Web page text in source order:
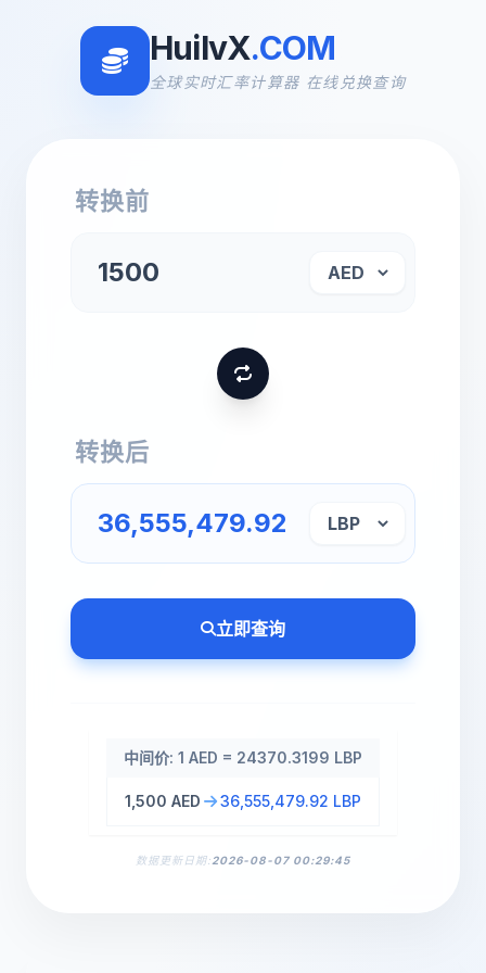
HuilvX.COM
全球实时汇率计算器 在线兑换查询
转换前
转换后
立即查询
中间价: 1 AED = 24370.3199 LBP
1,500 AED 36,555,479.92 LBP
数据更新日期:2026-08-07 00:29:45